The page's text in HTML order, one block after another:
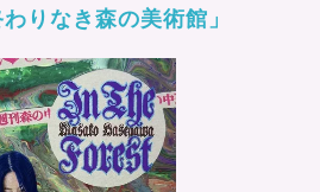
りなき森の美術館」